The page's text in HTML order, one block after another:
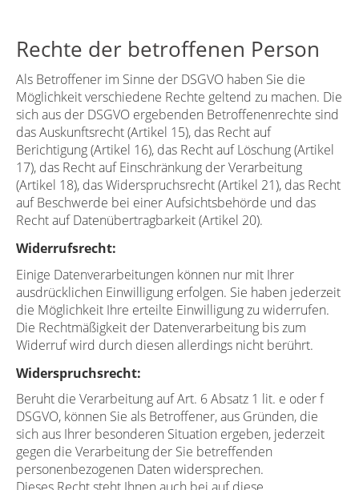
Rechte der betroffenen Person
Als Betroffener im Sinne der DSGVO haben Sie die
Möglichkeit verschiedene Rechte geltend zu machen. Die
sich aus der DSGVO ergebenden Betroffenenrechte sind
das Auskunftsrecht (Artikel 15), das Recht auf
Berichtigung (Artikel 16), das Recht auf Löschung (Artikel
17), das Recht auf Einschränkung der Verarbeitung
(Artikel 18), das Widerspruchsrecht (Artikel 21), das Recht
auf Beschwerde bei einer Aufsichtsbehörde und das
Recht auf Datenübertragbarkeit (Artikel 20).
Widerrufsrecht:
Einige Datenverarbeitungen können nur mit Ihrer
ausdrücklichen Einwilligung erfolgen. Sie haben jederzeit
die Möglichkeit Ihre erteilte Einwilligung zu widerrufen.
Die Rechtmäßigkeit der Datenverarbeitung bis zum
Widerruf wird durch diesen allerdings nicht berührt.
Widerspruchsrecht:
Beruht die Verarbeitung auf Art. 6 Absatz 1 lit. e oder f
DSGVO, können Sie als Betroffener, aus Gründen, die
sich aus Ihrer besonderen Situation ergeben, jederzeit
gegen die Verarbeitung der Sie betreffenden
personenbezogenen Daten widersprechen.